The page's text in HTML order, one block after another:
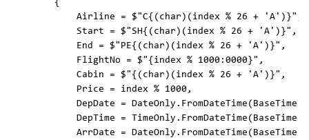
        {
            Airline = $"C{(char)(index % 26 + 'A')}",
            Start = $"SH{(char)(index % 26 + 'A')}",
            End = $"PE{(char)(index % 26 + 'A')}",
            FlightNo = $"{index % 1000:0000}",
            Cabin = $"{(char)(index % 26 + 'A')}",
            Price = index % 1000,
DepDate =
DepTime =
ArrDate =